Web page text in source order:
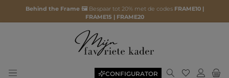
Behind the Frame 🖼️ Bespaar tot 20% met de codes FRAME10 |
FRAME15 | FRAME20
CONFIGURATOR